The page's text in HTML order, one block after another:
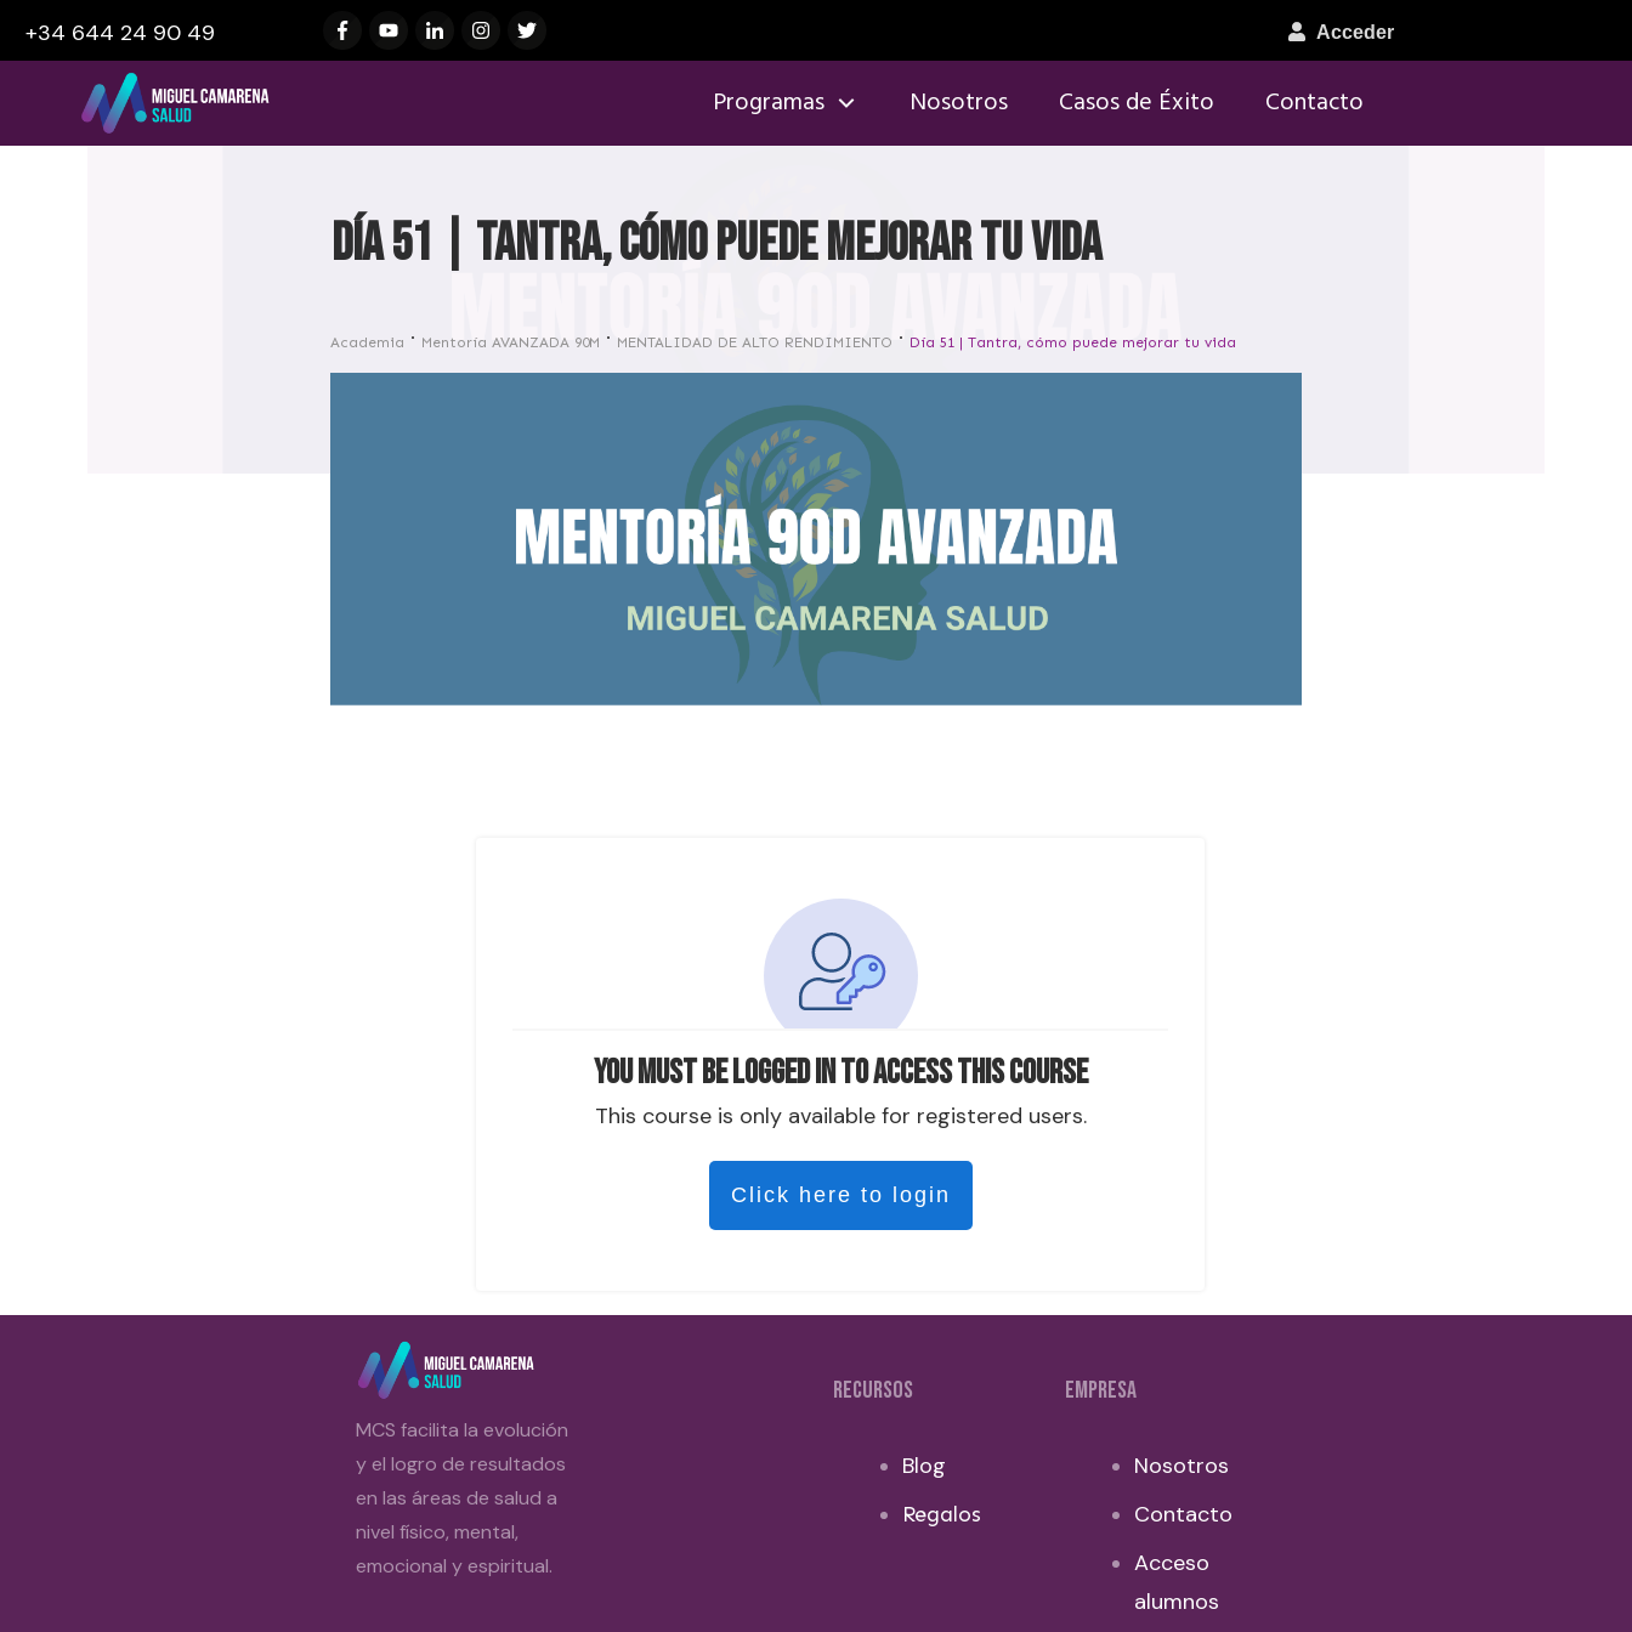
+34 644 24 90 49 Acceder
Programas Nosotros Casos de Éxito Contacto
Día 51 | Tantra, cómo puede mejorar tu vida
Academia Mentoría AVANZADA 90M MENTALIDAD DE ALTO RENDIMIENTO Día 51 | Tantra, cómo puede mejorar tu vida
You must be logged in to access this course
This course is only available for registered users.
Click here to login
MCS facilita la evolución
y el logro de resultados
en las áreas de salud a
nivel físico, mental,
emocional y espiritual.
RECURSOS
Blog
Regalos
EMPRESA
Nosotros
Contacto
Acceso
alumnos